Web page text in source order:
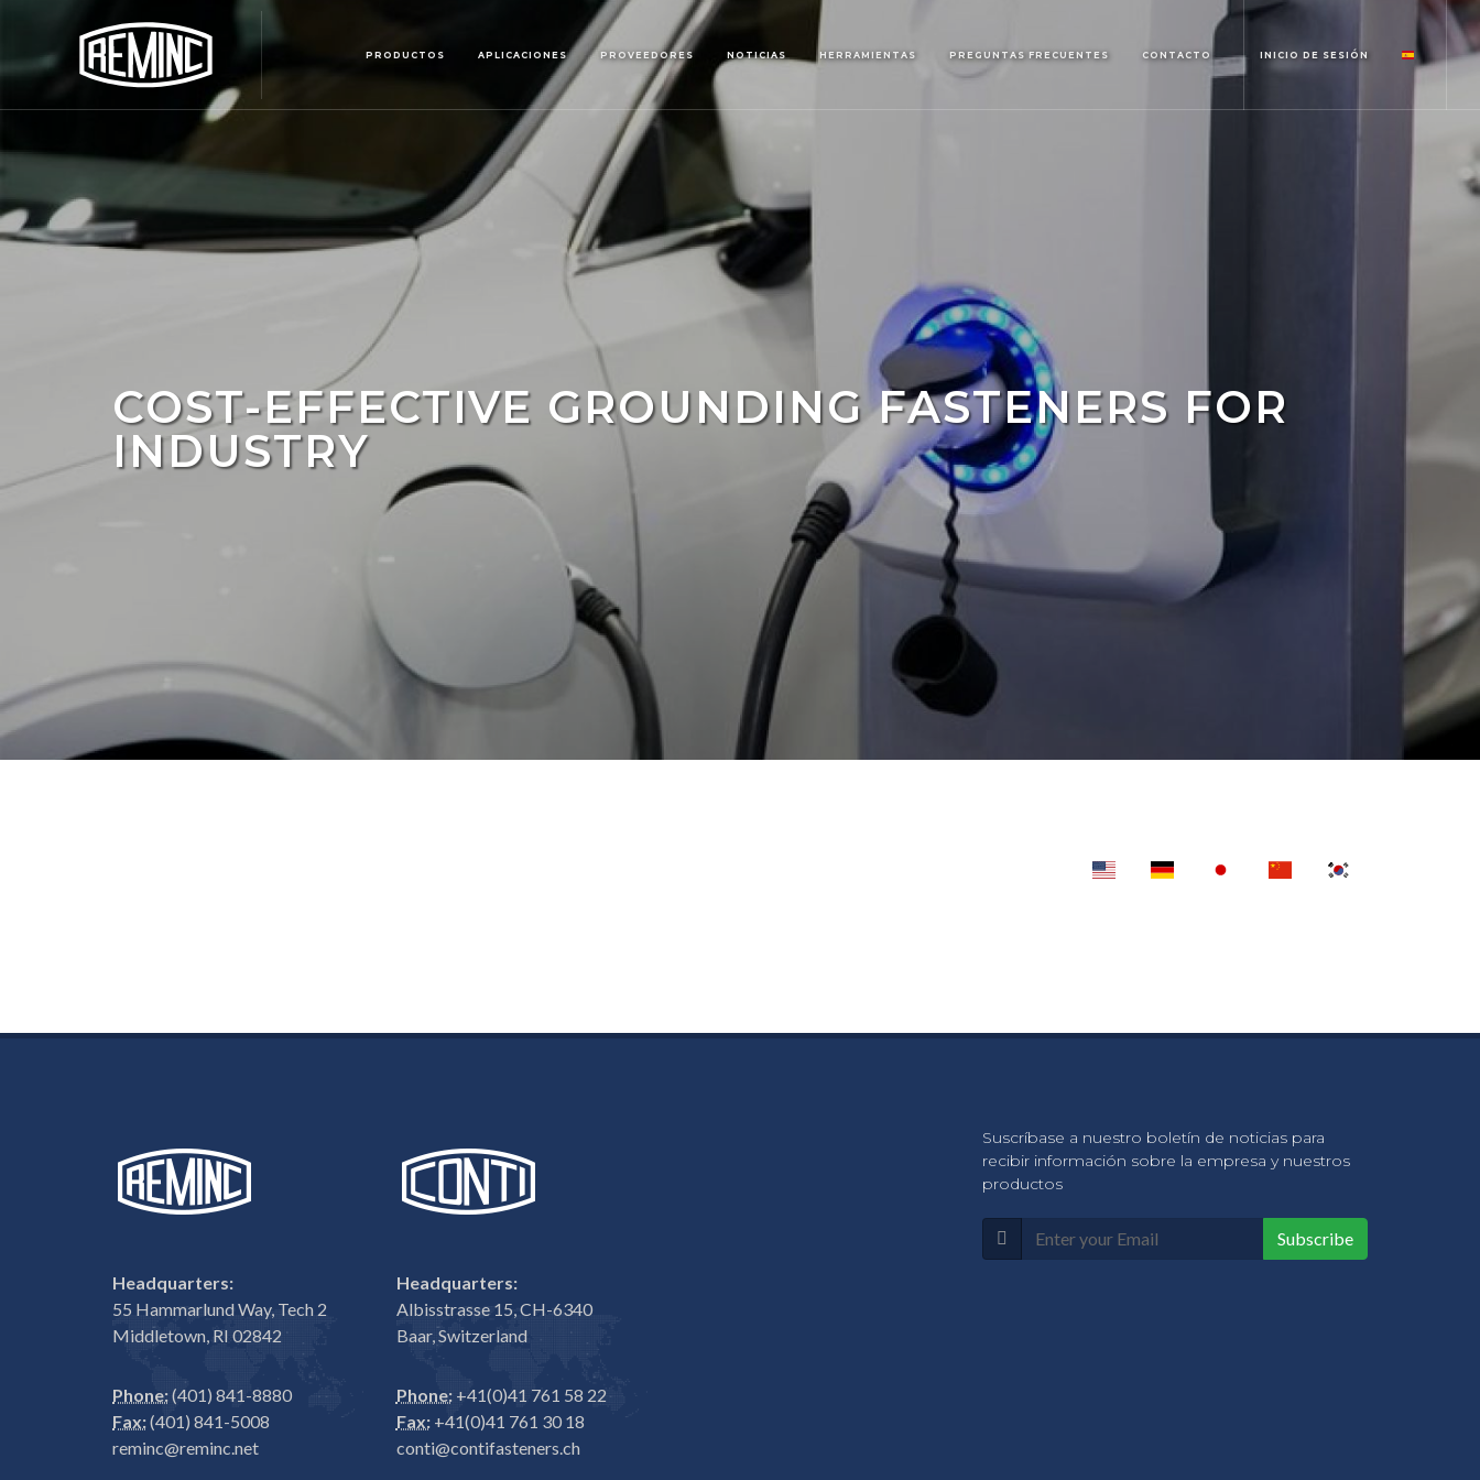
PRODUCTOS APLICACIONES PROVEEDORES NOTICIAS HERRAMIENTAS PREGUNTAS FRECUENTES CONTACTO INICIO DE SESIÓN
COST-EFFECTIVE GROUNDING FASTENERS FOR
INDUSTRY
Headquarters:
55 Hammarlund Way, Tech 2
Middletown, RI 02842
Phone:(401) 841-8880
Fax:(401) 841-5008
reminc@reminc.net
Headquarters:
Albisstrasse 15, CH-6340
Baar, Switzerland
Phone:+41(0)41 761 58 22
Fax:+41(0)41 761 30 18
conti@contifasteners.ch
Suscríbase a nuestro boletín de noticias para
recibir información sobre la empresa y nuestros
productos
Subscribe